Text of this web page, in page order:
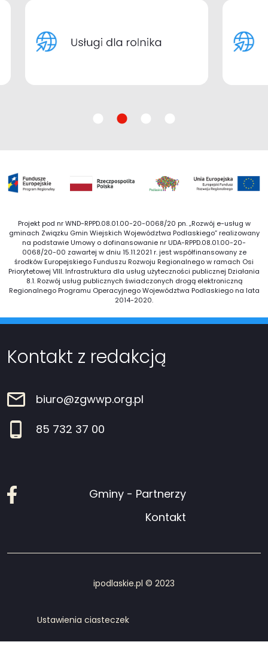
Projekt pod nr WND-RPPD.08.01.00-20-0068/20 pn. „Rozwój e-usług w
gminach Związku Gmin Wiejskich Województwa Podlaskiego” realizowany
na podstawie Umowy o dofinansowanie nr UDA-RPPD.08.01.00-20-
0068/20-00 zawartej w dniu 15.11.2021 r. jest współfinansowany ze
środków Europejskiego Funduszu Rozwoju Regionalnego w ramach Osi
Priorytetowej VIII. Infrastruktura dla usług użyteczności publicznej Działania
8.1. Rozwój usług publicznych świadczonych drogą elektroniczną
Regionalnego Programu Operacyjnego Województwa Podlaskiego na lata
2014-2020.
Kontakt z redakcją
biuro@zgwwp.org.pl
85 732 37 00
Facebook
Gminy - Partnerzy
Kontakt
ipodlaskie.pl © 2023
Ustawienia ciasteczek